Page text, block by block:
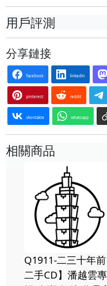
用戶評測
分享鏈接
facebook linkedin
pinterest reddit
vkontakte whatsapp
相關商品
Q1911-二三十年前
二手CD】潘越雲專